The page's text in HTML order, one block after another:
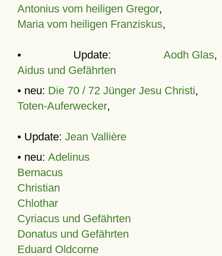
Antonius vom heiligen Gregor,
Maria vom heiligen Franziskus,
• Update: Aodh Glas,
Aidus und Gefährten
• neu: Die 70 / 72 Jünger Jesu Christi,
Toten-Auferwecker,
• Update: Jean Vallière
• neu: Adelinus
Bernacus
Christian
Chlothar
Cyriacus und Gefährten
Donatus und Gefährten
Eduard Oldcorne